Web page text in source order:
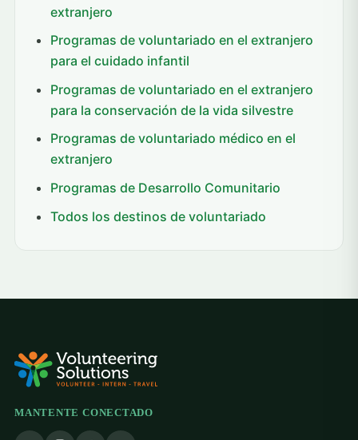
extranjero
Programas de voluntariado en el extranjero
para el cuidado infantil
Programas de voluntariado en el extranjero
para la conservación de la vida silvestre
Programas de voluntariado médico en el
extranjero
Programas de Desarrollo Comunitario
Todos los destinos de voluntariado
MANTENTE CONECTADO